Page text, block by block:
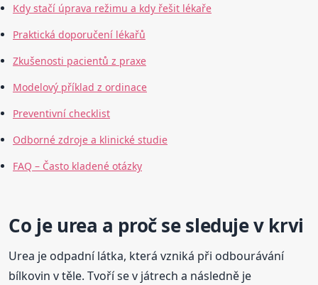
Kdy stačí úprava režimu a kdy řešit lékaře
Praktická doporučení lékařů
Zkušenosti pacientů z praxe
Modelový příklad z ordinace
Preventivní checklist
Odborné zdroje a klinické studie
FAQ – Často kladené otázky
Co je urea a proč se sleduje v krvi
Urea je odpadní látka, která vzniká při odbourávání
bílkovin v těle. Tvoří se v játrech a následně je